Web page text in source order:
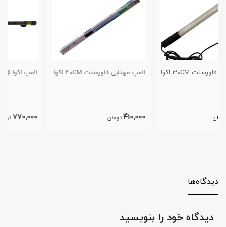
لامپ مهتابی فلورسنت 40CM اکوا لامپ اکوا ال ای دی 20CM
دیدگاه‌ها
دیدگاه خود را بنویسید